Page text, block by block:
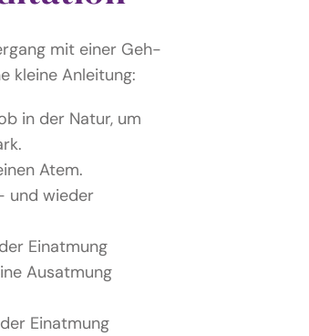
mit einer Geh-
kleine Anleitung:
in der Natur, um
Atem.
und wieder
Einatmung
Ausatmung
Einatmung